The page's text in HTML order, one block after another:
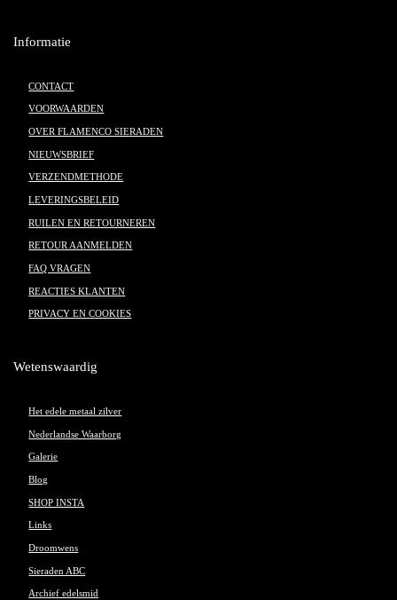
Informatie
CONTACT
VOORWAARDEN
OVER FLAMENCO SIERADEN
NIEUWSBRIEF
VERZENDMETHODE
LEVERINGSBELEID
RUILEN EN RETOURNEREN
RETOUR AANMELDEN
FAQ VRAGEN
REACTIES KLANTEN
PRIVACY EN COOKIES
Wetenswaardig
Het edele metaal zilver
Nederlandse Waarborg
Galerie
Blog
SHOP INSTA
Links
Droomwens
Sieraden ABC
Archief edelsmid